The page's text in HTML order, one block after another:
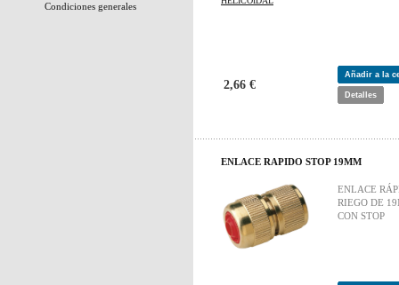
Condiciones generales
2,66 €
Añadir a la
Detalles
ENLACE RAPIDO STOP 19MM
ENLACE
RIEGO DE
CON STOP